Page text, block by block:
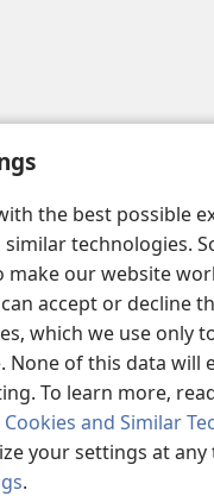
the best possible
similar technologies.
make our website
accept or decline
which we use only
None of this data will
To learn more,
and Similar
your settings at
.
LIBRARY™
Tower Bible and Tract